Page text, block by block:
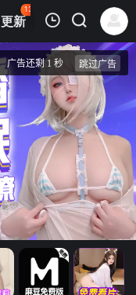
更新
136
热榜 APP
第2集